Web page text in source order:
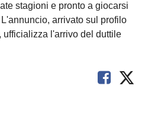
stagioni e pronto a giocarsi
arrivato sul profilo
l'arrivo del duttile